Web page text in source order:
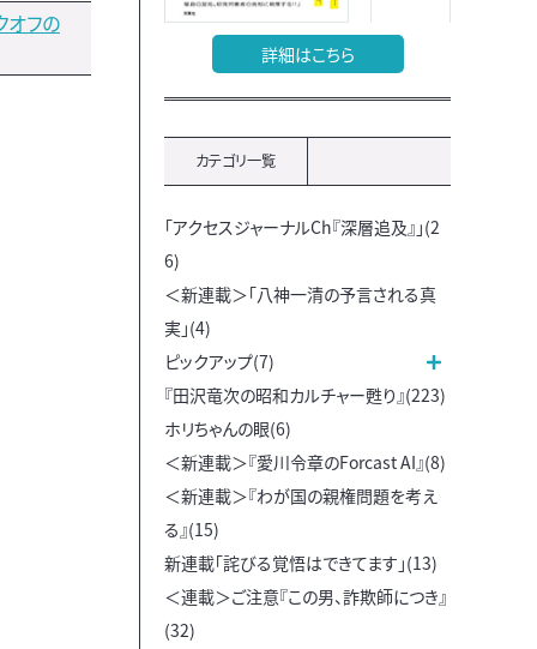
オフの
詳細はこちら
カテゴリ一覧
「アクセスジャーナルCh『深層追及』」(2
6)
＜新連載＞「八神一清の予言される真
実」(4)
ピックアップ(7)
『田沢竜次の昭和カルチャー甦り』(223)
ホリちゃんの眼(6)
＜新連載＞『愛川令章のForcast AI』(8)
＜新連載＞『わが国の親権問題を考え
る』(15)
新連載「詫びる覚悟はできてます」(13)
＜連載＞ご注意『この男、詐欺師につき』
(32)